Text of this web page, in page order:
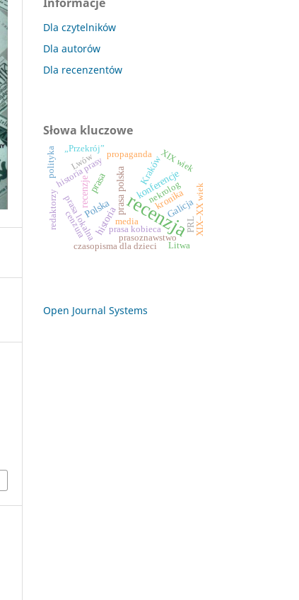
Dla czytelników
Dla autorów
Dla recenzentów
Słowa kluczowe
recenzja
prasa polska konferencje
historia
recenzjeprasa
Polska kronika
Kraków
Galicja
historia prasy
propaganda
prasa kobieca
prasoznawstwo
Lwów
czasopisma dla dzieci
prasa lokalna
XIX wiek
XIX–XX wiek
media
redaktorzy
polityka
nekrolog
PRL
cenzura
Litwa
„Przekrój”
Open Journal Systems